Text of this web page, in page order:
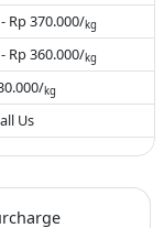
Rp 370.000/kg
Rp 360.000/kg
kg
Us